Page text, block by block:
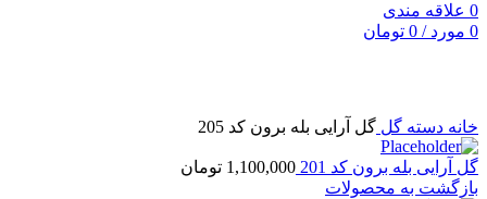
0 علاقه مندی
0 مورد /
0 تومان
خانه دسته گل گل آرایی بله برون کد 205
گل آرایی بله برون کد 201 1,100,000 تومان
بازگشت به محصولات